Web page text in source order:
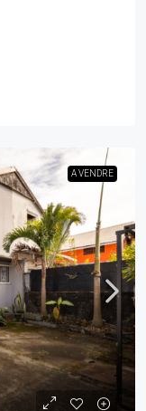
A VENDRE